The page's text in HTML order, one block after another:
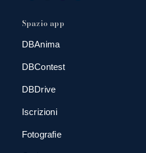
Spazio app
DBAnima
DBContest
DBDrive
Iscrizioni
Fotografie